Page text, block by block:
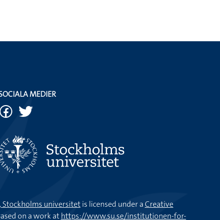
MEDIER
universitetis licensed under aCreative
on a work athttps://www.su.se/institutionen-for-